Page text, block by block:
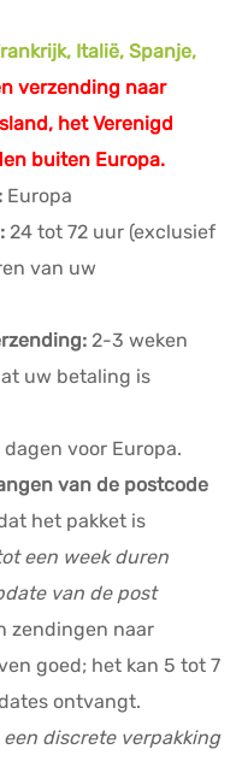
Italië, Spanje,
verzending naar
het Verenigd
buiten Europa.
Europa
24 tot 72 uur (exclusief
van uw
2-3 weken
uw betaling is
dagen voor Europa.
van de postcode
het pakket is
een week duren
van de post
zendingen naar
goed; het kan 5 tot 7
ontvangt.
discrete verpakking